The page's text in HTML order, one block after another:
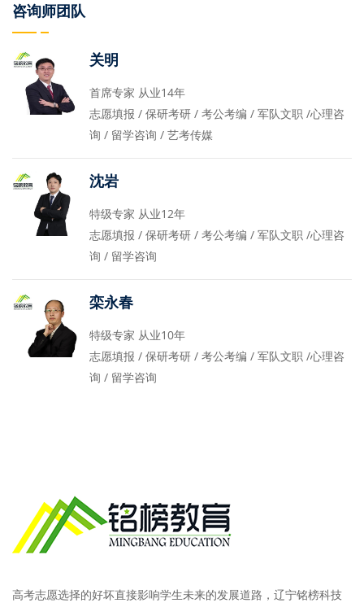
咨询师团队
关明
首席专家 从业14年
志愿填报 / 保研考研 / 考公考编 / 军队文职 /心理咨
询 / 留学咨询 / 艺考传媒
沈岩
特级专家 从业12年
志愿填报 / 保研考研 / 考公考编 / 军队文职 /心理咨
询 / 留学咨询
栾永春
特级专家 从业10年
志愿填报 / 保研考研 / 考公考编 / 军队文职 /心理咨
询 / 留学咨询
高考志愿选择的好坏直接影响学生未来的发展道路，辽宁铭榜科技